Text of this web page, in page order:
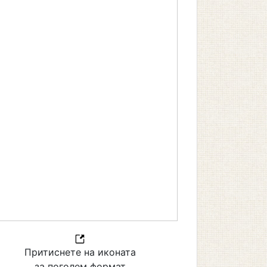
Притиснете на иконата